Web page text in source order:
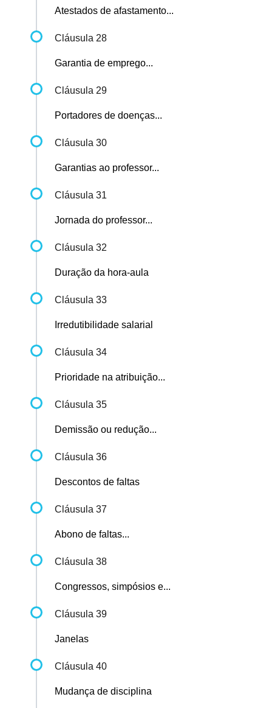
Atestados de afastamento...
Cláusula 28
Garantia de emprego...
Cláusula 29
Portadores de doenças...
Cláusula 30
Garantias ao professor...
Cláusula 31
Jornada do professor...
Cláusula 32
Duração da hora-aula
Cláusula 33
Irredutibilidade salarial
Cláusula 34
Prioridade na atribuição...
Cláusula 35
Demissão ou redução...
Cláusula 36
Descontos de faltas
Cláusula 37
Abono de faltas...
Cláusula 38
Congressos, simpósios e...
Cláusula 39
Janelas
Cláusula 40
Mudança de disciplina